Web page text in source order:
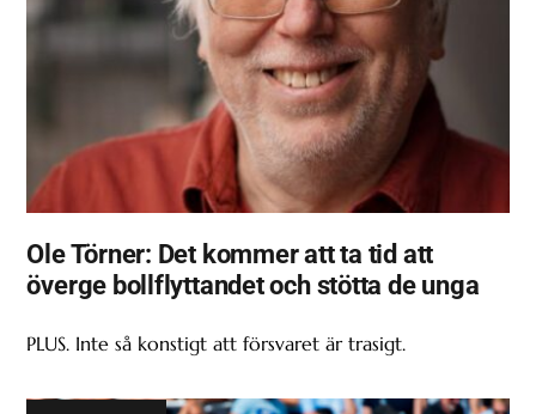
Ole Törner: Det kommer att ta tid att
överge bollflyttandet och stötta de unga
PLUS. Inte så konstigt att försvaret är trasigt.